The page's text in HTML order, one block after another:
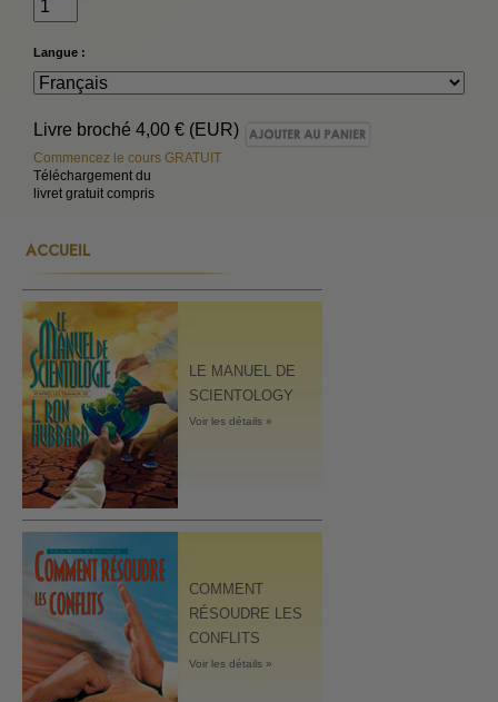
Langue :
Livre broché 4,00 € (EUR)
Commencez le cours GRATUIT
Téléchargement du
livret gratuit compris
ACCUEIL
LE MANUEL DE
SCIENTOLOGY
Voir les détails »
COMMENT
RÉSOUDRE LES
CONFLITS
Voir les détails »